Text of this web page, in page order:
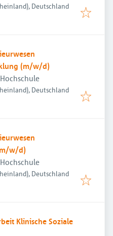
Deutschland
(m/w/d)
Deutschland
w/d)
Deutschland
Klinische Soziale